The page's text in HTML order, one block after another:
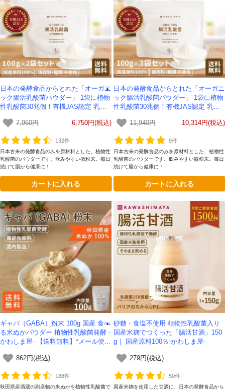
日本の発酵食品からとれた「オーガニ
ック腸活乳酸菌パウダー」 1袋に植物
性乳酸菌30兆個！有機JAS認定 乳酸
【送料無料】 *メール便での発送*
7,960円 6,750円(税込)
132件
日本古来の発酵食品のみを原材料とした、植物性
乳酸菌のパウダーです。飲みやすい微粉末。毎日
続けて腸から健康に！
カートに入れる
日本の発酵食品からとれた「オーガニ
ック腸活乳酸菌パウダー」 1袋に植物
性乳酸菌30兆個！有機JAS認定 乳酸
【送料無料】 *メール便での発送*
11,940円 10,314円(税込)
9件
日本古来の発酵食品のみを原材料とした、植物性
乳酸菌のパウダーです。飲みやすい微粉末。毎日
続けて腸から健康に！
カートに入れる
ギャバ（GABA）粉末 100g 国産 食べ
る米ぬかパウダー 植物性乳酸菌発酵 -
かわしま屋- 【送料無料】*メール便で
862円(税込)
188件
秋田県産酒蔵の副産物の米ぬかを植物性乳酸菌で
砂糖・食塩不使用 植物性乳酸菌入り
国産米麹でつくった「腸活甘酒」150
g｜ 国産原料100％-かわしま屋-
279円(税込)
50件
国産米麹を使用した甘酒に、日本の発酵食品から